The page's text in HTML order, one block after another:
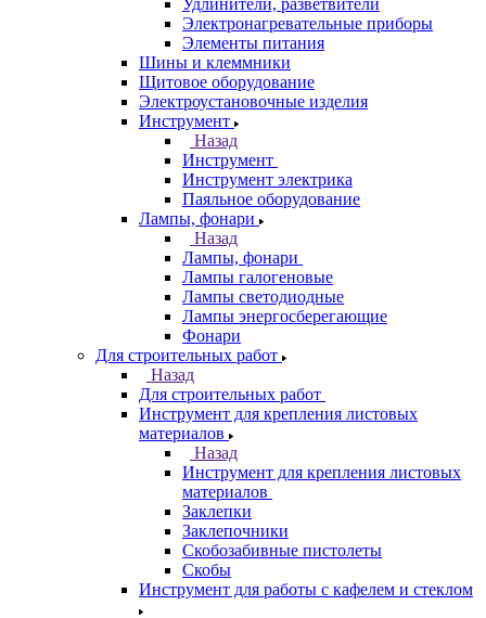
Удлинители, разветвители
Электронагревательные приборы
Элементы питания
Шины и клеммники
Щитовое оборудование
Электроустановочные изделия
Инструмент
Назад
Инструмент
Инструмент электрика
Паяльное оборудование
Лампы, фонари
Назад
Лампы, фонари
Лампы галогеновые
Лампы светодиодные
Лампы энергосберегающие
Фонари
Для строительных работ
Назад
Для строительных работ
Инструмент для крепления листовых
материалов
Назад
Инструмент для крепления листовых
материалов
Заклепки
Заклепочники
Скобозабивные пистолеты
Скобы
Инструмент для работы с кафелем и стеклом